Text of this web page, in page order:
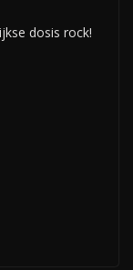
dosis rock!